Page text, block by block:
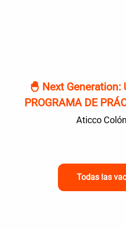
🐣 Next
PROGRAMA DE
Aticco
Todas las